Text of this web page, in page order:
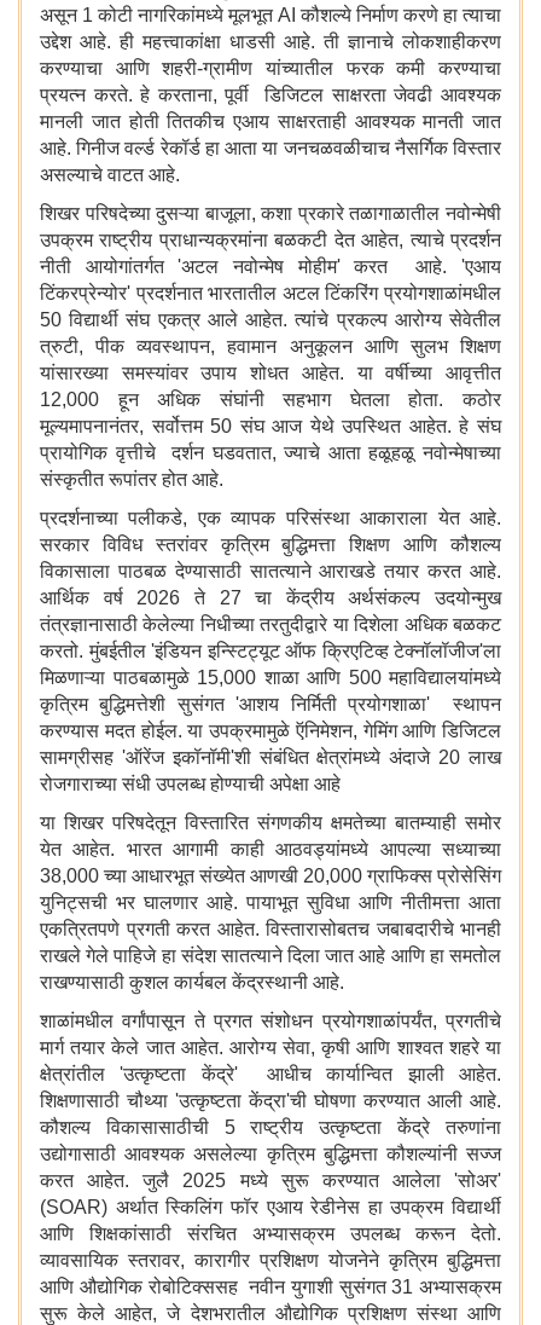
असून 1 कोटी नागरिकांमध्ये मूलभूत AI कौशल्ये निर्माण करणे हा त्याचा
उद्देश आहे. ही महत्त्वाकांक्षा धाडसी आहे. ती ज्ञानाचे लोकशाहीकरण
करण्याचा आणि शहरी-ग्रामीण यांच्यातील फरक कमी करण्याचा
प्रयत्न करते. हे करताना, पूर्वी डिजिटल साक्षरता जेवढी आवश्यक
मानली जात होती तितकीच एआय साक्षरताही आवश्यक मानती जात
आहे. गिनीज वर्ल्ड रेकॉर्ड हा आता या जनचळवळीचाच नैसर्गिक विस्तार
असल्याचे वाटत आहे.
शिखर परिषदेच्या दुसऱ्या बाजूला, कशा प्रकारे तळागाळातील नवोन्मेषी
उपक्रम राष्ट्रीय प्राधान्यक्रमांना बळकटी देत आहेत, त्याचे प्रदर्शन
नीती आयोगांतर्गत 'अटल नवोन्मेष मोहीम' करत आहे. 'एआय
टिंकरप्रेन्योर' प्रदर्शनात भारतातील अटल टिंकरिंग प्रयोगशाळांमधील
50 विद्यार्थी संघ एकत्र आले आहेत. त्यांचे प्रकल्प आरोग्य सेवेतील
त्रुटी, पीक व्यवस्थापन, हवामान अनुकूलन आणि सुलभ शिक्षण
यांसारख्या समस्यांवर उपाय शोधत आहेत. या वर्षीच्या आवृत्तीत
12,000 हून अधिक संघांनी सहभाग घेतला होता. कठोर
मूल्यमापनानंतर, सर्वोत्तम 50 संघ आज येथे उपस्थित आहेत. हे संघ
प्रायोगिक वृत्तीचे दर्शन घडवतात, ज्याचे आता हळूहळू नवोन्मेषाच्या
संस्कृतीत रूपांतर होत आहे.
प्रदर्शनाच्या पलीकडे, एक व्यापक परिसंस्था आकाराला येत आहे.
सरकार विविध स्तरांवर कृत्रिम बुद्धिमत्ता शिक्षण आणि कौशल्य
विकासाला पाठबळ देण्यासाठी सातत्याने आराखडे तयार करत आहे.
आर्थिक वर्ष 2026 ते 27 चा केंद्रीय अर्थसंकल्प उदयोन्मुख
तंत्रज्ञानासाठी केलेल्या निधीच्या तरतुदीद्वारे या दिशेला अधिक बळकट
करतो. मुंबईतील 'इंडियन इन्स्टिट्यूट ऑफ क्रिएटिव्ह टेक्नॉलॉजीज'ला
मिळणाऱ्या पाठबळामुळे 15,000 शाळा आणि 500 महाविद्यालयांमध्ये
कृत्रिम बुद्धिमत्तेशी सुसंगत 'आशय निर्मिती प्रयोगशाळा' स्थापन
करण्यास मदत होईल. या उपक्रमामुळे ऍनिमेशन, गेमिंग आणि डिजिटल
सामग्रीसह 'ऑरेंज इकॉनॉमी'शी संबंधित क्षेत्रांमध्ये अंदाजे 20 लाख
रोजगाराच्या संधी उपलब्ध होण्याची अपेक्षा आहे
या शिखर परिषदेतून विस्तारित संगणकीय क्षमतेच्या बातम्याही समोर
येत आहेत. भारत आगामी काही आठवड्यांमध्ये आपल्या सध्याच्या
38,000 च्या आधारभूत संख्येत आणखी 20,000 ग्राफिक्स प्रोसेसिंग
युनिट्सची भर घालणार आहे. पायाभूत सुविधा आणि नीतीमत्ता आता
एकत्रितपणे प्रगती करत आहेत. विस्तारासोबतच जबाबदारीचे भानही
राखले गेले पाहिजे हा संदेश सातत्याने दिला जात आहे आणि हा समतोल
राखण्यासाठी कुशल कार्यबल केंद्रस्थानी आहे.
शाळांमधील वर्गांपासून ते प्रगत संशोधन प्रयोगशाळांपर्यंत, प्रगतीचे
मार्ग तयार केले जात आहेत. आरोग्य सेवा, कृषी आणि शाश्वत शहरे या
क्षेत्रांतील 'उत्कृष्टता केंद्रे' आधीच कार्यान्वित झाली आहेत.
शिक्षणासाठी चौथ्या 'उत्कृष्टता केंद्रा'ची घोषणा करण्यात आली आहे.
कौशल्य विकासासाठीची 5 राष्ट्रीय उत्कृष्टता केंद्रे तरुणांना
उद्योगासाठी आवश्यक असलेल्या कृत्रिम बुद्धिमत्ता कौशल्यांनी सज्ज
करत आहेत. जुलै 2025 मध्ये सुरू करण्यात आलेला 'सोअर'
(SOAR) अर्थात स्किलिंग फॉर एआय रेडीनेस हा उपक्रम विद्यार्थी
आणि शिक्षकांसाठी संरचित अभ्यासक्रम उपलब्ध करून देतो.
व्यावसायिक स्तरावर, कारागीर प्रशिक्षण योजनेने कृत्रिम बुद्धिमत्ता
आणि औद्योगिक रोबोटिक्ससह नवीन युगाशी सुसंगत 31 अभ्यासक्रम
सुरू केले आहेत, जे देशभरातील औद्योगिक प्रशिक्षण संस्था आणि